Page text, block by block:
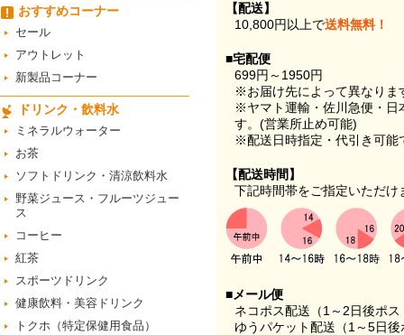
【配送】
10,800円以上で送料無料！
■宅配便
699円～1950円
※お届け先によって異なりま
※ヤマト運輸・佐川急便・日
す。(営業所止め可能)
※配送日時指定・代引き可能
【配送時間】
下記時間帯をご指定いただけ
■メール便
ネコポス配送（1～2日後ポ
ゆうパケット配送（1～5日
おすすめコーナー
セール
アウトレット
新製品コーナー
ドリンク・飲料水
ミネラルウォーター
お茶
ソフトドリンク・清涼飲料水
野菜ジュース・フルーツジュー
ス
コーヒー
紅茶
スポーツドリンク
健康飲料・美容ドリンク
トクホ（特定保健用食品）